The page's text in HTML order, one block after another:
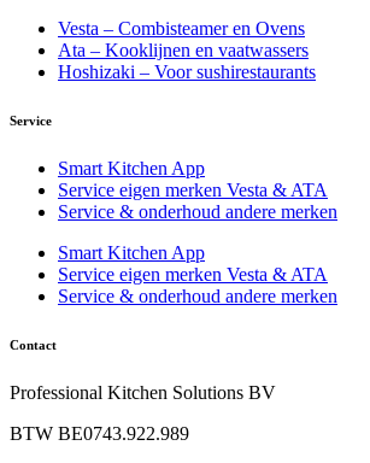
Vesta – Combisteamer en Ovens
Ata – Kooklijnen en vaatwassers
Hoshizaki – Voor sushirestaurants
Service
Smart Kitchen App
Service eigen merken Vesta & ATA
Service & onderhoud andere merken
Smart Kitchen App
Service eigen merken Vesta & ATA
Service & onderhoud andere merken
Contact
Professional Kitchen Solutions BV
BTW BE0743.922.989